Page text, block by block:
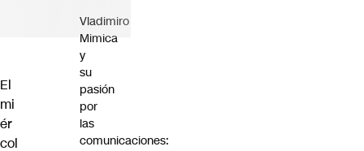
El
mi
ér
col
Vladimiro
Mimica
y
su
pasión
por
las
comunicaciones: